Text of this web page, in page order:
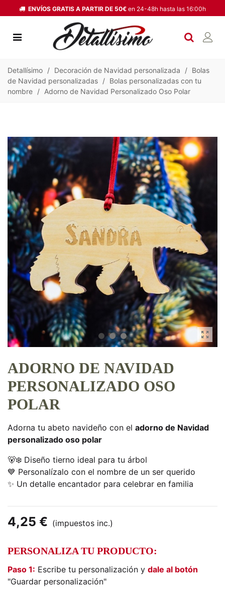
ENVÍOS GRATIS A PARTIR DE 50€ en 24-48h hasta las 16:00h
Detallísimo / Decoración de Navidad personalizada / Bolas
de Navidad personalizadas / Bolas personalizadas con tu
nombre / Adorno de Navidad Personalizado Oso Polar
ADORNO DE NAVIDAD
PERSONALIZADO OSO
POLAR
Adorna tu abeto navideño con el adorno de Navidad
personalizado oso polar
🐻‍❄️ Diseño tierno ideal para tu árbol
💙 Personalízalo con el nombre de un ser querido
✨ Un detalle encantador para celebrar en familia
4,25 € (impuestos inc.)
PERSONALIZA TU PRODUCTO:
Paso 1: Escribe tu personalización y dale al botón
"Guardar personalización"